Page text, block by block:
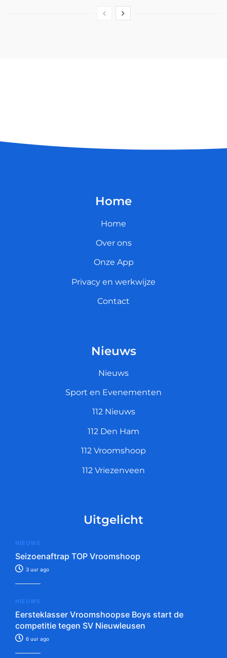
Home
Home
Over ons
Onze App
Privacy en werkwijze
Contact
Nieuws
Nieuws
Sport en Evenementen
112 Nieuws
112 Den Ham
112 Vroomshoop
112 Vriezenveen
Uitgelicht
NIEUWS
Seizoenaftrap TOP Vroomshoop
3 uur ago
NIEUWS
Eersteklasser Vroomshoopse Boys start de
competitie tegen SV Nieuwleusen
6 uur ago